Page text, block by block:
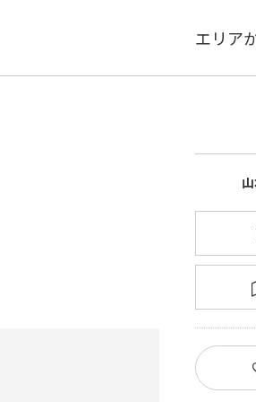
エリア